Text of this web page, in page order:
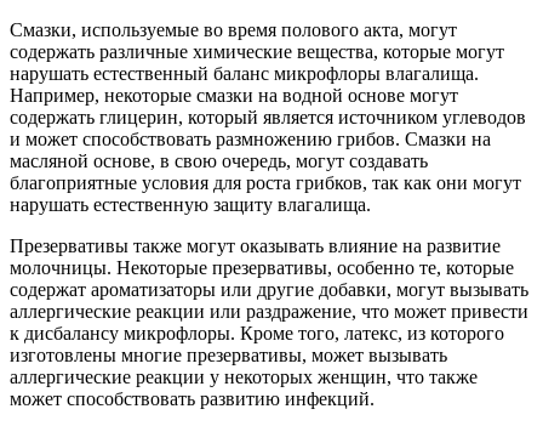
Смазки, используемые во время полового акта, могут
содержать различные химические вещества, которые могут
нарушать естественный баланс микрофлоры влагалища.
Например, некоторые смазки на водной основе могут
содержать глицерин, который является источником углеводов
и может способствовать размножению грибов. Смазки на
масляной основе, в свою очередь, могут создавать
благоприятные условия для роста грибков, так как они могут
нарушать естественную защиту влагалища.
Презервативы также могут оказывать влияние на развитие
молочницы. Некоторые презервативы, особенно те, которые
содержат ароматизаторы или другие добавки, могут вызывать
аллергические реакции или раздражение, что может привести
к дисбалансу микрофлоры. Кроме того, латекс, из которого
изготовлены многие презервативы, может вызывать
аллергические реакции у некоторых женщин, что также
может способствовать развитию инфекций.